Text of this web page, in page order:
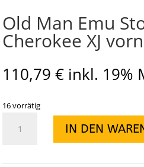
Old Man Emu
Cherokee XJ
110,79 € inkl. 19%
16 vorrätig
IN DEN